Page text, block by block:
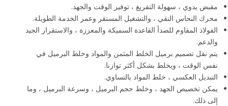
مقبض يدوي ، سهولة التفريغ ، توفير الوقت والجهد.
محرك النحاس النقي ، والتشغيل المستقر وعمر الخدمة الطويلة.
الفولاذ المقاوم للصدأ القاعدة السميكة والمعززة ، والاستقرار الجيد
والدعم.
يتم نقل تصميم برميل الخلط المثمن والمواد وخلط البرميل في
نفس الوقت ، ويخلط بشكل أكثر توازنا.
التبديل العكسي ، خلط المواد بالتساوي.
يمكن تخصيص الجهد ، وخلط حجم البرميل ، وسرعة البرميل ، وما
إلى ذلك.